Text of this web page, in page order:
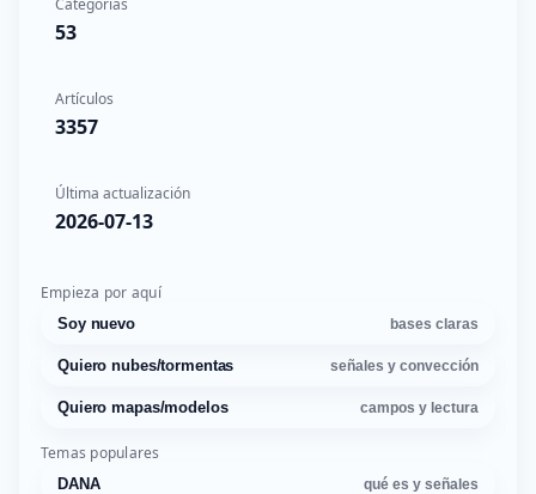
Categorías
53
Artículos
3357
Última actualización
2026-07-13
Empieza por aquí
Soy nuevo bases claras
Quiero nubes/tormentas señales y convección
Quiero mapas/modelos campos y lectura
Temas populares
DANA qué es y señales